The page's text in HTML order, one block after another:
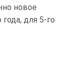
новое
для 5-го